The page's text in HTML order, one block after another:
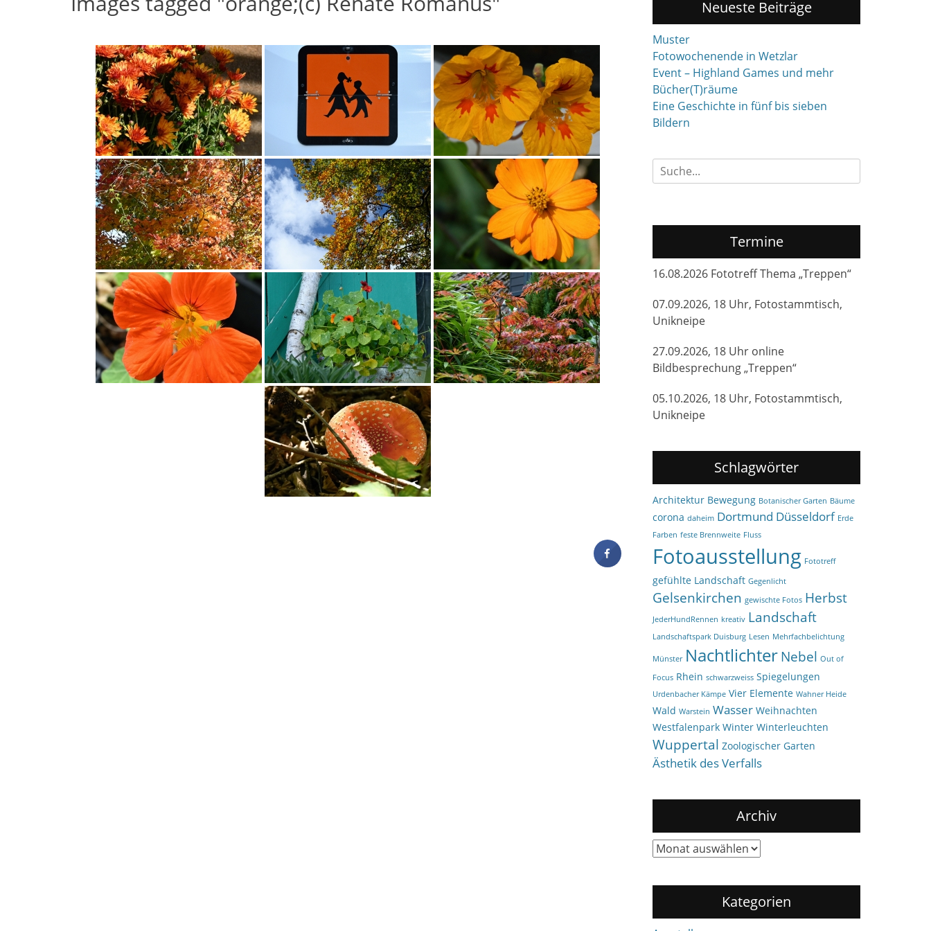
Neueste Beiträge
Muster
Fotowochenende in Wetzlar
Event – Highland Games und mehr
Bücher(T)räume
Eine Geschichte in fünf bis sieben
Bildern
Suchen
nach:
Termine
16.08.2026 Fototreff Thema „Treppen“
07.09.2026, 18 Uhr, Fotostammtisch,
Unikneipe
27.09.2026, 18 Uhr online
Bildbesprechung „Treppen“
05.10.2026, 18 Uhr, Fotostammtisch,
Unikneipe
Schlagwörter
Architektur Bewegung Botanischer Garten Bäume
corona daheim Dortmund Düsseldorf Erde
Farben feste Brennweite Fluss
Fotoausstellung Fototreff
gefühlte Landschaft Gegenlicht
Gelsenkirchen gewischte Fotos Herbst
JederHundRennen kreativ Landschaft
Landschaftspark Duisburg Lesen Mehrfachbelichtung
Münster NachtlichterNebel Out of
Focus Rhein schwarzweiss Spiegelungen
Urdenbacher Kämpe Vier Elemente Wahner Heide
Wald Warstein Wasser Weihnachten
Westfalenpark Winter Winterleuchten
Wuppertal Zoologischer Garten
Ästhetik des Verfalls
Archiv
Archiv
Kategorien